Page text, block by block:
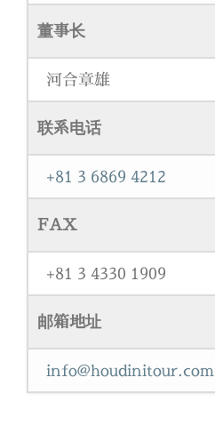
董事长
河合章雄
联系电话
+81 3 6869 4212
FAX
+81 3 4330 1909
邮箱地址
info@houdinitour.com